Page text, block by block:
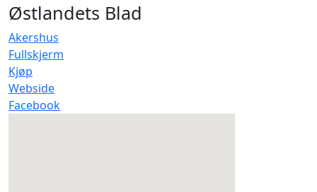
Østlandets Blad
Akershus
Fullskjerm
Kjøp
Webside
Facebook